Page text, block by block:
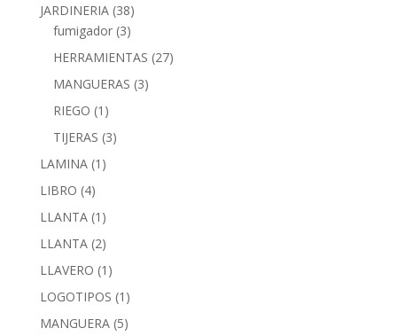
JARDINERIA (38)
fumigador (3)
HERRAMIENTAS (27)
MANGUERAS (3)
RIEGO (1)
TIJERAS (3)
LAMINA (1)
LIBRO (4)
LLANTA (1)
LLANTA (2)
LLAVERO (1)
LOGOTIPOS (1)
MANGUERA (5)